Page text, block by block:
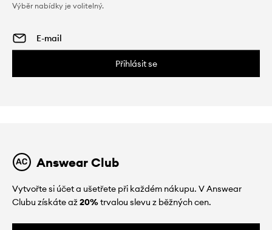
Výběr nabídky je volitelný.
Přihlásit se
Answear Club
Vytvořte si účet a ušetřete při každém nákupu. V Answear
Clubu získáte až20%trvalou slevu z běžných cen.